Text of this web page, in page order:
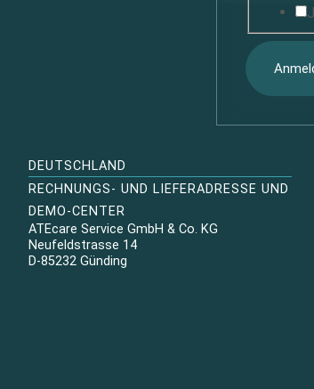
DEUTSCHLAND
RECHNUNGS- UND LIEFERADRESSE UND
DEMO-CENTER
ATEcare Service GmbH & Co. KG
Neufeldstrasse 14
D-85232 Günding